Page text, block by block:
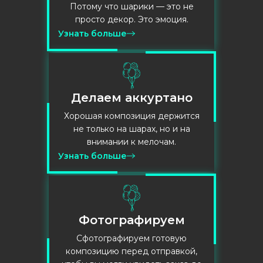
Потому что шарики — это не
просто декор. Это эмоция.
Узнать больше
Делаем аккуртано
Хорошая композиция держится
не только на шарах, но и на
внимании к мелочам.
Узнать больше
Фотографируем
Сфотографируем готовую
композицию перед отправкой,